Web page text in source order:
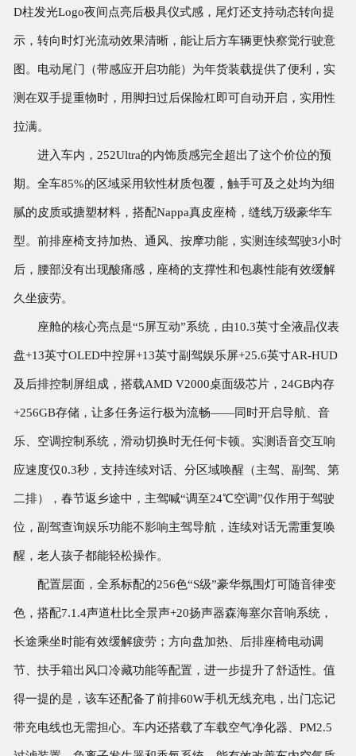
D柱发光Logo夜间点亮后极具仪式感，尾灯还支持动态转向提
示，转向时灯光流动效果清晰，能让后方车辆更快察觉行驶意
图。电动尾门（带感应开启功能）为年货装载提供了便利，实
测在双手提重物时，用脚扫过后保险杠即可自动开启，实用性
拉满。
进入车内，252Ultra的内饰质感完全超出了这个价位的预
期。全车85%的区域采用软性材质包覆，触手可及之处均为细
腻的皮质或搪塑材料，搭配Nappa真皮座椅，缝线万级豪华车
型。前排座椅支持加热、通风、按摩功能，实测连续驾驶3小时
后，腰部没有出现酸痛感，座椅的支撑性和包裹性能有效缓解
久坐疲劳。
座舱的核心亮点是“5屏互动”系统，由10.3英寸全液晶仪表
盘+13英寸OLED中控屏+13英寸副驾娱乐屏+25.6英寸AR-HUD
及后排控制屏组成，搭载AMD V2000桌面级芯片，24GB内存
+256GB存储，让多任务运行极为流畅——同时开启导航、音
乐、空调控制系统，滑动切换时无任何卡顿。实测语音交互响
应速度仅0.3秒，支持连续对话、分区域唤醒（主驾、副驾、第
二排），春节返乡途中，主驾喊“调至24℃空调”仅作用于驾驶
位，副驾查询娱乐功能不影响主驾导航，连续对话无需重复唤
醒，老人孩子都能轻松操作。
配置层面，全系标配的256色“S级”豪华氛围灯可随音律变
色，搭配7.1.4声道杜比全景声+20扬声器森海塞尔音响系统，
长途乘坐时能有效缓解疲劳；方向盘加热、后排座椅电动调
节、扶手箱出风口冷藏功能等配置，进一步提升了舒适性。值
得一提的是，该车还配备了前排60W手机无线充电，出门忘记
带充电线也无需担心。车内还搭载了车载空气净化器、PM2.5